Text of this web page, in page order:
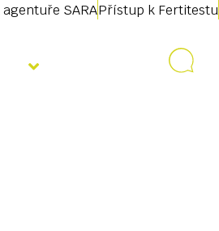
SARAPřístup k Fertitestu